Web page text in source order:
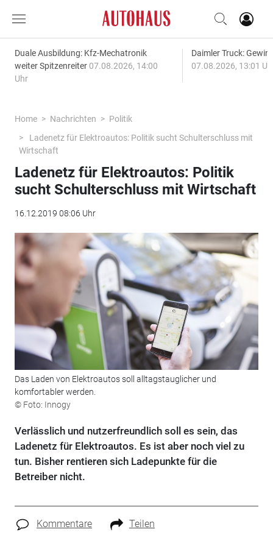
Duale Ausbildung: Kfz-Mechatronik
weiter Spitzenreiter 07.08.2026, 14:00
Uhr
Daimler Truck:
07.08.2026, 13:01
Home Nachrichten
Politik
Ladenetz für Elektroautos: Politik sucht Schulterschluss mit
Wirtschaft
Ladenetz für Elektroautos: Politik
sucht Schulterschluss mit Wirtschaft
16.12.2019 08:06 Uhr
Das Laden von Elektroautos soll alltagstauglicher und
komfortabler werden.
© Foto: Innogy
Verlässlich und nutzerfreundlich soll es sein, das
Ladenetz für Elektroautos. Es ist aber noch viel zu
tun. Bisher rentieren sich Ladepunkte für die
Betreiber nicht.
Kommentare Teilen